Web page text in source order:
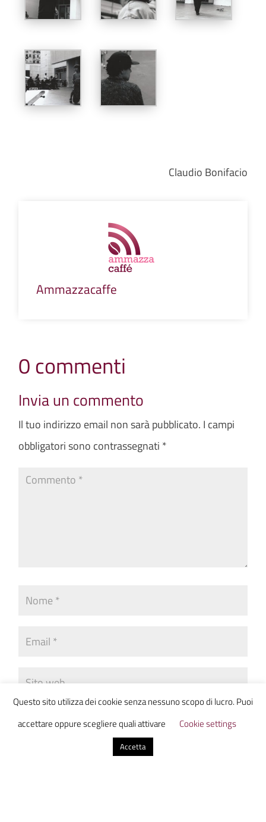
Claudio Bonifacio
Ammazzacaffe
0 commenti
Invia un commento
Il tuo indirizzo email non sarà pubblicato. I campi
obbligatori sono contrassegnati *
Invia commento
Questo sito utilizza dei cookie senza nessuno scopo di lucro. Puoi
accettare oppure scegliere quali attivare
Cookie settings
Accetta